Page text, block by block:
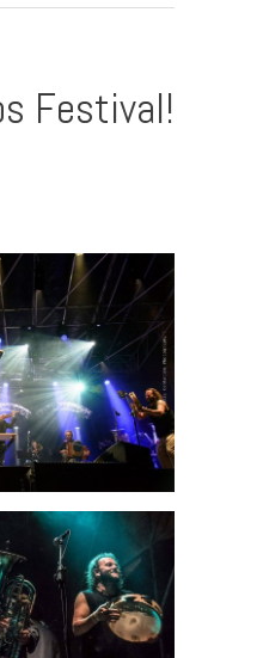
Festival!